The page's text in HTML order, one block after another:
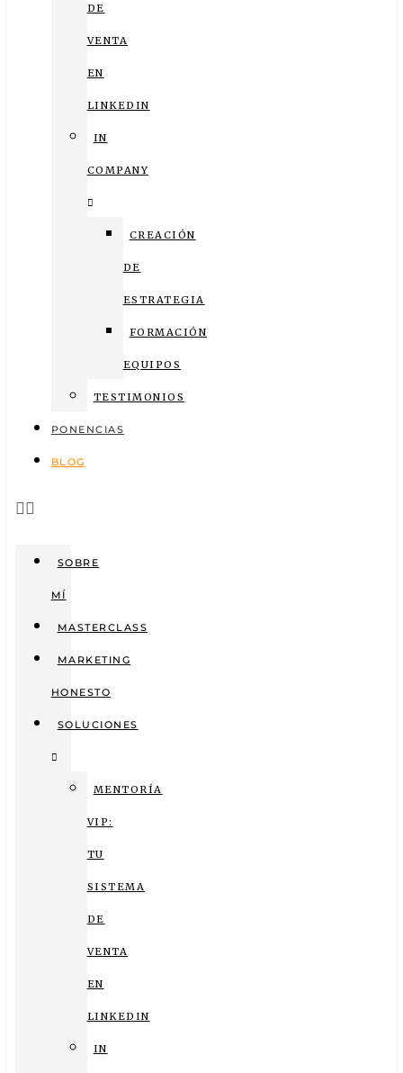
DE
VENTA
EN
LINKEDIN
IN
COMPANY
CREACIÓN
DE
ESTRATEGIA
FORMACIÓN
EQUIPOS
TESTIMONIOS
PONENCIAS
BLOG
SOBRE
MÍ
MASTERCLASS
MARKETING
HONESTO
SOLUCIONES
MENTORÍA
VIP:
TU
SISTEMA
DE
VENTA
EN
LINKEDIN
IN